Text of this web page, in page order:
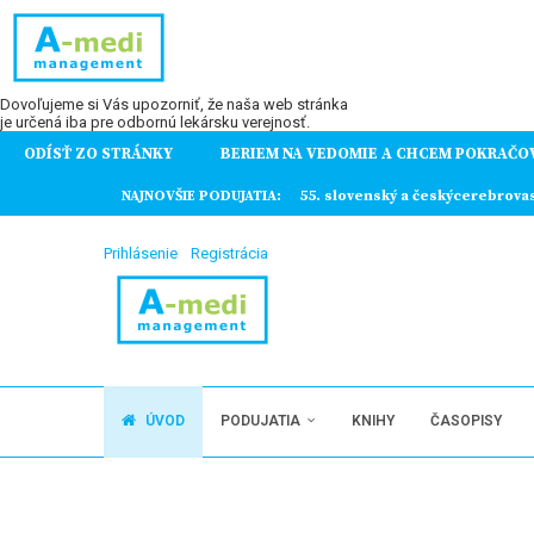
Dovoľujeme si Vás upozorniť, že naša web stránka
je určená iba pre odbornú lekársku verejnosť.
ODÍSŤ ZO STRÁNKY BERIEM NA VEDOMIE A CHCEM
NAJNOVŠIE PODUJATIA: 55. slovenský a
Prihlásenie Registrácia
ÚVOD PODUJATIA KNIHY ČASOPISY